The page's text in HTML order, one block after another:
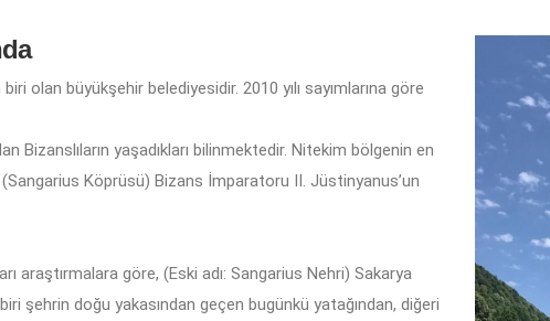
olan büyükşehir belediyesidir. 2010 yılı sayımlarına göre
Bizanslıların yaşadıkları bilinmektedir. Nitekim bölgenin en
Köprüsü) Bizans İmparatoru II. Jüstinyanus’un
araştırmalara göre, (Eski adı: Sangarius Nehri) Sakarya
şehrin doğu yakasından geçen bugünkü yatağından, diğeri